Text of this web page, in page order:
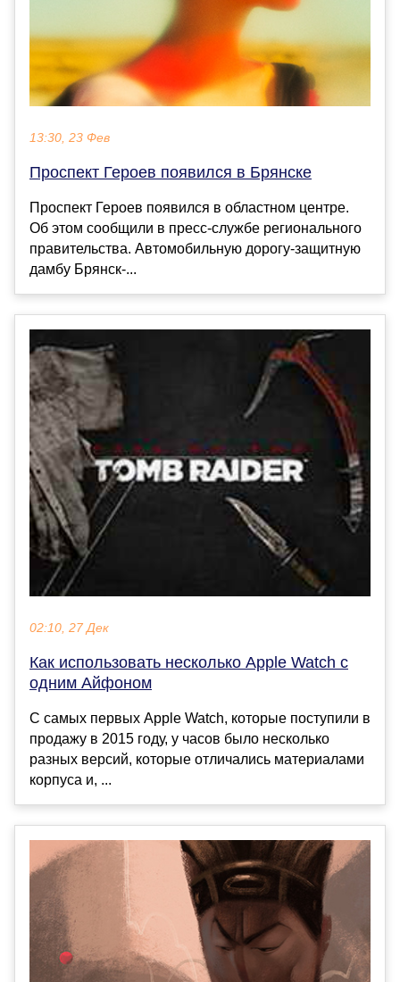
13:30, 23 Фев
Проспект Героев появился в Брянске
Проспект Героев появился в областном центре.
Об этом сообщили в пресс-службе регионального
правительства. Автомобильную дорогу-защитную
дамбу Брянск-...
02:10, 27 Дек
Как использовать несколько Apple Watch с
одним Айфоном
С самых первых Apple Watch, которые поступили в
продажу в 2015 году, у часов было несколько
разных версий, которые отличались материалами
корпуса и, ...